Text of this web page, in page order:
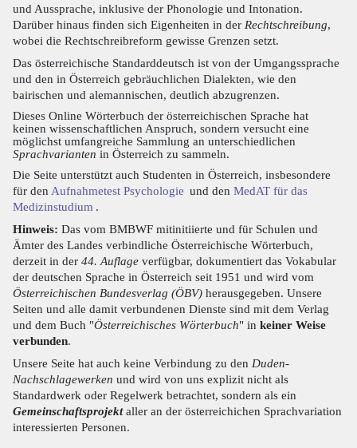
und Aussprache, inklusive der Phonologie und Intonation.
Darüber hinaus finden sich Eigenheiten in der Rechtschreibung,
wobei die Rechtschreibreform gewisse Grenzen setzt.
Das österreichische Standarddeutsch ist von der Umgangssprache
und den in Österreich gebräuchlichen Dialekten, wie den
bairischen und alemannischen, deutlich abzugrenzen.
Dieses Online Wörterbuch der österreichischen Sprache hat
keinen wissenschaftlichen Anspruch, sondern versucht eine
möglichst umfangreiche Sammlung an unterschiedlichen
Sprachvarianten in Österreich zu sammeln.
Die Seite unterstützt auch Studenten in Österreich, insbesondere
für den Aufnahmetest Psychologie und den MedAT für das
Medizinstudium .
Hinweis: Das vom BMBWF mitinitiierte und für Schulen und
Ämter des Landes verbindliche Österreichische Wörterbuch,
derzeit in der 44. Auflage verfügbar, dokumentiert das Vokabular
der deutschen Sprache in Österreich seit 1951 und wird vom
Österreichischen Bundesverlag (ÖBV) herausgegeben. Unsere
Seiten und alle damit verbundenen Dienste sind mit dem Verlag
und dem Buch "Österreichisches Wörterbuch" in keiner Weise
verbunden.
Unsere Seite hat auch keine Verbindung zu den Duden-
Nachschlagewerken und wird von uns explizit nicht als
Standardwerk oder Regelwerk betrachtet, sondern als ein
Gemeinschaftsprojektaller an der österreichichen Sprachvariation
interessierten Personen.